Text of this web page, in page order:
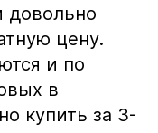
довольно
цену.
и по
в
купить за 3-